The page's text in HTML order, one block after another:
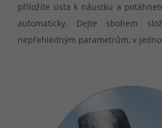
přiložíte ústa k náustku a
automaticky. Dejte sbohem
nepřehledným parametrům, v